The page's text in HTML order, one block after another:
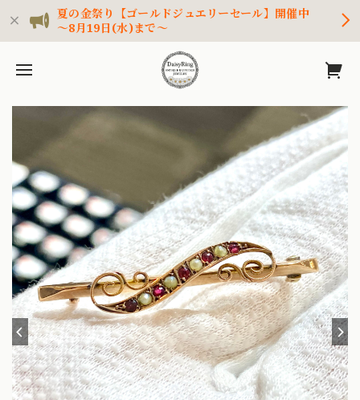
夏の金祭り【ゴールドジュエリーセール】開催中
～8月19日(水)まで～